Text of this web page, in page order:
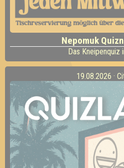
Nepomuk
Das Kneipenquiz
19.08.2026 ·